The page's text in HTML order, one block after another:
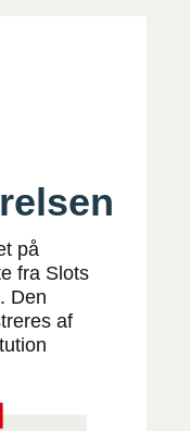
på
fra Slots
Den
af